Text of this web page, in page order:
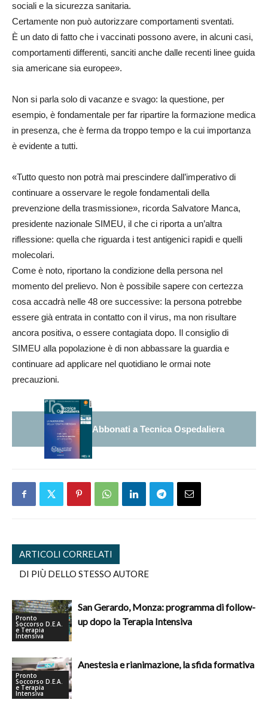
sociali e la sicurezza sanitaria.
Certamente non può autorizzare comportamenti sventati.
È un dato di fatto che i vaccinati possono avere, in alcuni casi,
comportamenti differenti, sanciti anche dalle recenti linee guida
sia americane sia europee».
Non si parla solo di vacanze e svago: la questione, per
esempio, è fondamentale per far ripartire la formazione medica
in presenza, che è ferma da troppo tempo e la cui importanza
è evidente a tutti.
«Tutto questo non potrà mai prescindere dall’imperativo di
continuare a osservare le regole fondamentali della
prevenzione della trasmissione», ricorda Salvatore Manca,
presidente nazionale SIMEU, il che ci riporta a un’altra
riflessione: quella che riguarda i test antigenici rapidi e quelli
molecolari.
Come è noto, riportano la condizione della persona nel
momento del prelievo. Non è possibile sapere con certezza
cosa accadrà nelle 48 ore successive: la persona potrebbe
essere già entrata in contatto con il virus, ma non risultare
ancora positiva, o essere contagiata dopo. Il consiglio di
SIMEU alla popolazione è di non abbassare la guardia e
continuare ad applicare nel quotidiano le ormai note
precauzioni.
Abbonati a Tecnica Ospedaliera
ARTICOLI CORRELATI
DI PIÙ DELLO STESSO AUTORE
Pronto
Soccorso D.E.A.
e Terapia
Intensiva
San Gerardo, Monza: programma di follow-
up dopo la Terapia Intensiva
Pronto
Soccorso D.E.A.
e Terapia
Intensiva
Anestesia e rianimazione, la sfida formativa